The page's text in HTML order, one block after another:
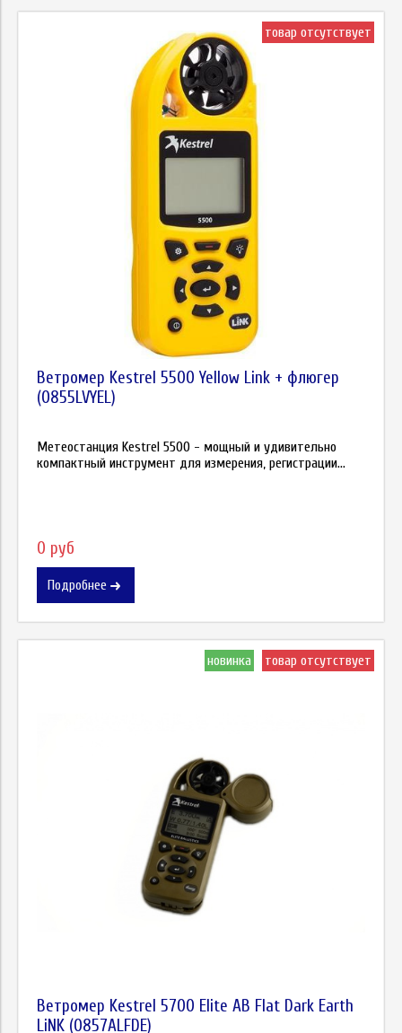
товар отсутствует
Ветромер Kestrel 5500 Yellow Link + флюгер
(0855LVYEL)
Метеостанция Kestrel 5500 - мощный и удивительно
компактный инструмент для измерения, регистрации...
0 руб
Подробнее
новинка товар отсутствует
Ветромер Kestrel 5700 Elite AB Flat Dark Earth
LiNK (0857ALFDE)